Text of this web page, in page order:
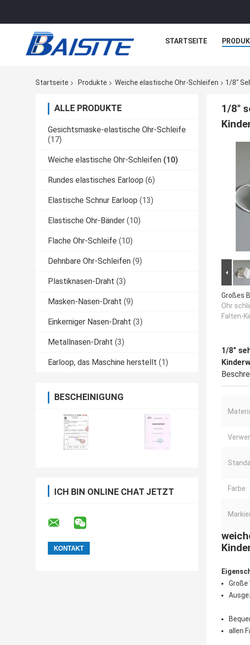
STARTSEITE
Startseite Produkte Weiche elastische Ohr-Schleifen 1/8"
ALLE PRODUKTE
Gesichtsmaske-elastische Ohr-Schleife
(17)
Weiche elastische Ohr-Schleifen (10)
Rundes elastisches Earloop (6)
Elastische Schnur Earloop (13)
Elastische Ohr-Bänder (10)
Flache Ohr-Schleife (10)
Dehnbare Ohr-Schleifen (9)
Plastiknasen-Draht (3)
Masken-Nasen-Draht (9)
Einkerniger Nasen-Draht (3)
Metallnasen-Draht (3)
Earloop, das Maschine herstellt (1)
BESCHEINIGUNG
ICH BIN ONLINE CHAT JETZT
1/8"
Großes
Ohr
Falten-
1/8"
Farbe:
Große
allen